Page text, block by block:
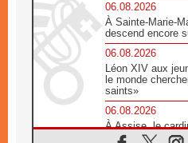
06.08.2026
À Sainte-Marie-
descend encore
06.08.2026
Léon XIV aux
le monde
saints»
06.08.2026
À Assise, le
«les chrétiens